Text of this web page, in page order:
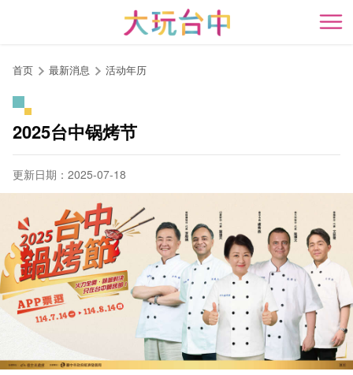
开
首页 最新消息 活动年历
2025台中锅烤节
更新日期：2025-07-18